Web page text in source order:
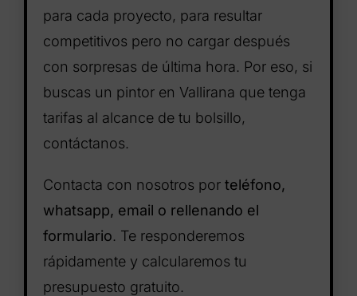
para cada proyecto, para resultar
competitivos pero no cargar después
con sorpresas de última hora. Por eso, si
buscas un pintor en Vallirana que tenga
tarifas al alcance de tu bolsillo,
contáctanos.
Contacta con nosotros por teléfono,
whatsapp, email o rellenando el
formulario. Te responderemos
rápidamente y calcularemos tu
presupuesto gratuito.